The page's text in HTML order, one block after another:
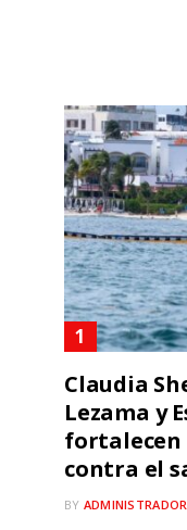
Claudia
Lezama y
contra el
BY ADMINISTRADOR